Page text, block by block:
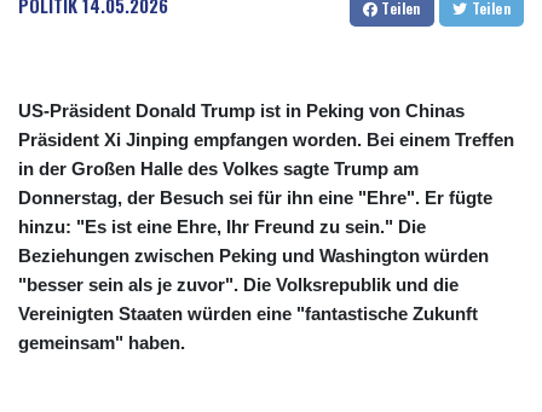
Teilen Teilen
US-Präsident Donald Trump ist in Peking von Chinas
Präsident Xi Jinping empfangen worden. Bei einem Treffen
in der Großen Halle des Volkes sagte Trump am
Donnerstag, der Besuch sei für ihn eine "Ehre". Er fügte
hinzu: "Es ist eine Ehre, Ihr Freund zu sein." Die
Beziehungen zwischen Peking und Washington würden
"besser sein als je zuvor". Die Volksrepublik und die
Vereinigten Staaten würden eine "fantastische Zukunft
gemeinsam" haben.